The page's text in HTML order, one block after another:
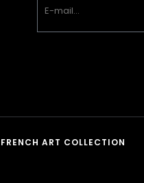
FRENCH ART COLLECTION